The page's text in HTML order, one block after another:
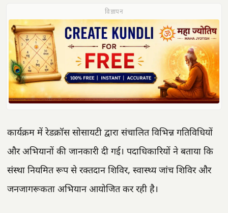
विज्ञापन
कार्यक्रम में रेडक्रॉस सोसायटी द्वारा संचालित विभिन्न गतिविधियों
और अभियानों की जानकारी दी गई। पदाधिकारियों ने बताया कि
संस्था नियमित रूप से रक्तदान शिविर, स्वास्थ्य जांच शिविर और
जनजागरूकता अभियान आयोजित कर रही है।